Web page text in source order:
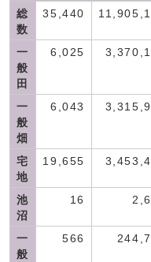
総
数
35,440
一
般
田
6,025
一
般
畑
6,043
宅
地
19,655
池
沼
16
一
般
566